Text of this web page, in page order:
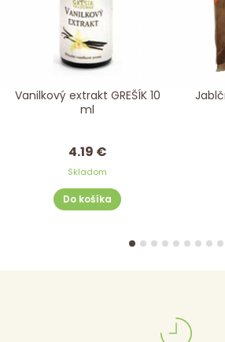
Vanilkový extrakt GREŠÍK 10
ml
4.19 €
Skladom
Do košíka